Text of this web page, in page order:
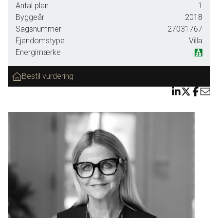
Ikast golfklub få meter derfra, og får man gæster en aften,
hvor man ikke gider madlavningen, så ligger den fantastiske
Restaurant Kant lige rundt om hjørnet. Er man mere til en
løbetur i skoven... på med skoene og lad dig afstresse af
alt det grønne. Denne villa byder på alt, hvad hjertet
begærer - sæt dig tilbage og nyd livet, alt er lige omkring
dig.
Udover den storslåede udsigt, er den moderne og
kvarter med fokus på familieliv og trygge omgivelser.
Området er ideelt for børnefamilier, og ikke langt fra
pasningsmuligheder. Villaen byder på moderne komfort, en
god planløsning samt gode kvalitetsmaterialer.
Villaen byder på en lys og indbydende entre i åben
forbindelse med resten af boligen. Fra entreen er der to trin
ned til lækkert stort køkken/alrum med store vinduespartier,
som skaber det smukkeste maleri. Køkkenet, som er fra
Antal plan
1
Byggeår
2018
Sagsnummer
27031767
Ejendomstype
Villa
Energimærke
Bestil vurdering